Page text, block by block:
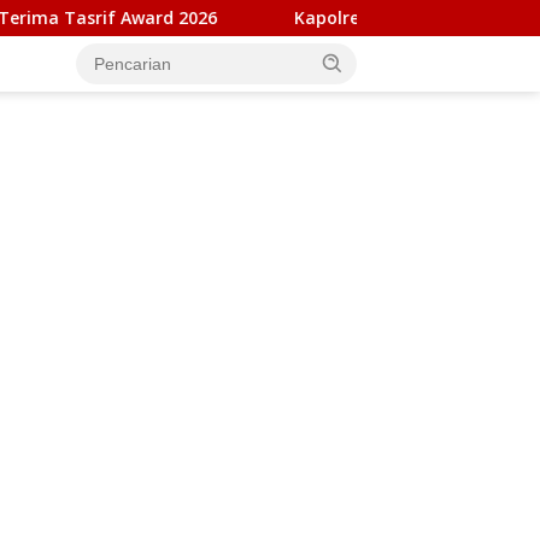
Kapolresta Banda Aceh dan Kasat Narkoba